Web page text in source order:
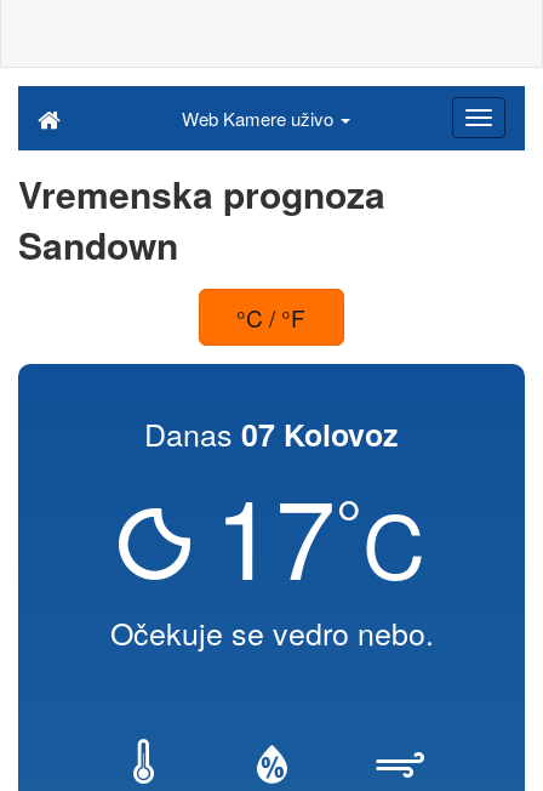
Web Kamere uživo
Vremenska prognoza
Sandown
°C / °F
Danas 07 Kolovoz
17°C
Očekuje se vedro nebo.